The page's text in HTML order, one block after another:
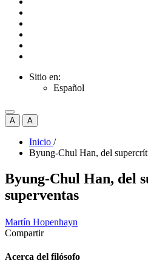
Sitio en:
Español
A A
Inicio /
Byung-Chul Han, del
Byung-Chul Han, del
superventas
Martín Hopenhayn
Compartir
Acerca del filósofo